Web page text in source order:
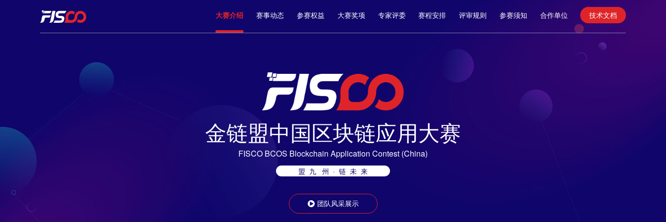
大赛介绍 赛事动态 参赛权益 大赛奖项 专家评委 赛程安排 评审规则 参赛须知 合作单位 技术文档
金链盟中国区块链应用大赛
FISCO BCOS Blockchain Application Contest (China)
盟 九 州 · 链 未 来
团队风采展示